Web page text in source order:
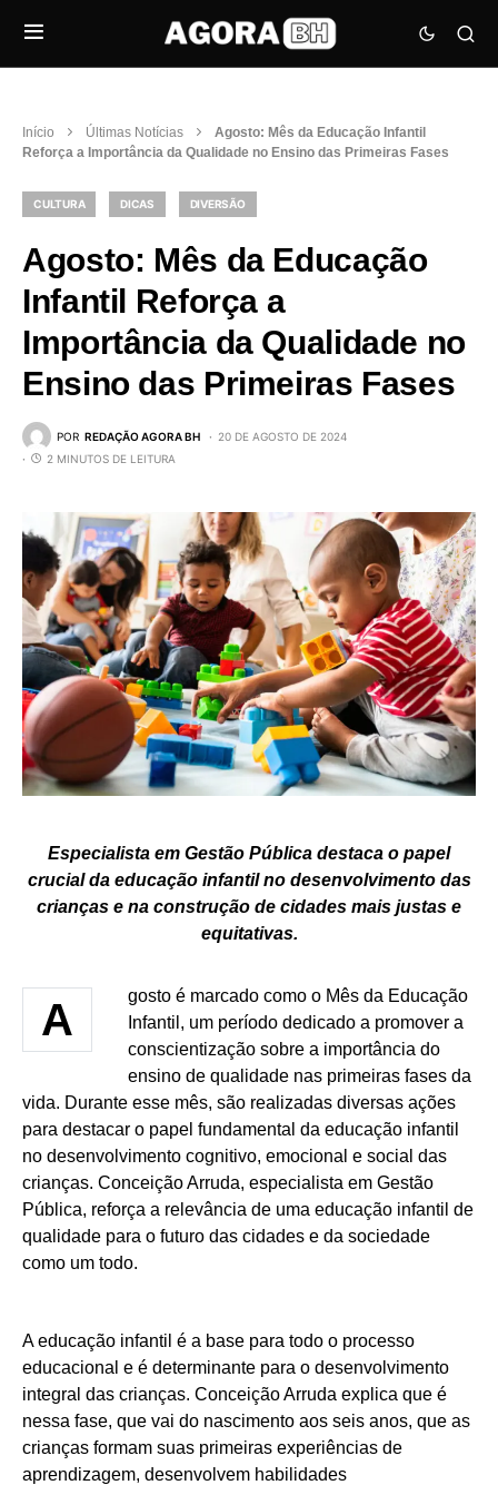
Início Últimas Notícias
Agosto: Mês da Educação Infantil
Reforça a Importância da Qualidade no Ensino das Primeiras Fases
CULTURA DICAS DIVERSÃO
Agosto: Mês da Educação
Infantil Reforça a
Importância da Qualidade no
Ensino das Primeiras Fases
POR REDAÇÃO AGORA BH
20 DE AGOSTO DE 2024
2 MINUTOS DE LEITURA
Especialista em Gestão Pública destaca o papel
crucial da educação infantil no desenvolvimento das
crianças e na construção de cidades mais justas e
equitativas.
A
gosto é marcado como o Mês da Educação
Infantil, um período dedicado a promover a
conscientização sobre a importância do
ensino de qualidade nas primeiras fases da
vida. Durante esse mês, são realizadas diversas ações
para destacar o papel fundamental da educação infantil
no desenvolvimento cognitivo, emocional e social das
crianças. Conceição Arruda, especialista em Gestão
Pública, reforça a relevância de uma educação infantil de
qualidade para o futuro das cidades e da sociedade
como um todo.
A educação infantil é a base para todo o processo
educacional e é determinante para o desenvolvimento
integral das crianças. Conceição Arruda explica que é
nessa fase, que vai do nascimento aos seis anos, que as
crianças formam suas primeiras experiências de
aprendizagem, desenvolvem habilidades